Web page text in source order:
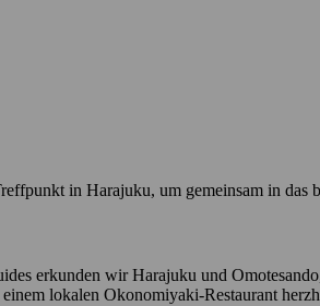
in Harajuku, um gemeinsam in das
erkunden wir Harajuku und
einem lokalen Okonomiyaki-Restaurant